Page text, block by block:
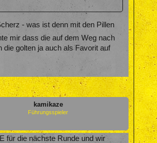
- was ist denn mit den Pillen
mir dass die auf dem Weg nach
die golten ja auch als Favorit auf
kamikaze
Führungsspieler
für die nächste Runde und wir